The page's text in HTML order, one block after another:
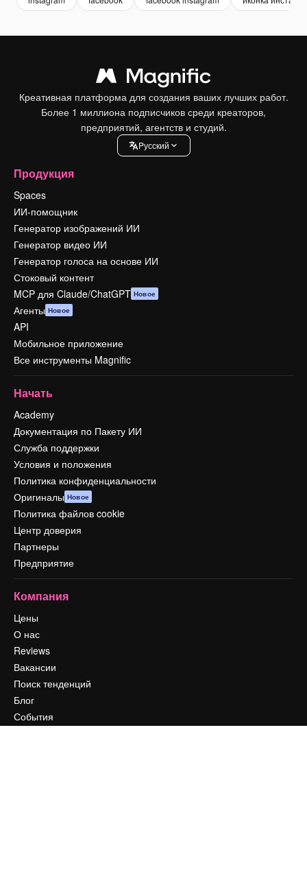
Креативная платформа для создания ваших лучших работ.
Более 1 миллиона подписчиков среди креаторов,
предприятий, агентств и студий.
Pусский
Продукция
Spaces
ИИ-помощник
Генератор изображений ИИ
Генератор видео ИИ
Генератор голоса на основе ИИ
Стоковый контент
MCP для Claude/ChatGPT Новое
Агенты Новое
API
Мобильное приложение
Все инструменты Magnific
Начать
Academy
Документация по Пакету ИИ
Служба поддержки
Условия и положения
Политика конфиденциальности
Оригиналы Новое
Политика файлов cookie
Центр доверия
Партнеры
Предприятие
Компания
Цены
О нас
Reviews
Вакансии
Поиск тенденций
Блог
События